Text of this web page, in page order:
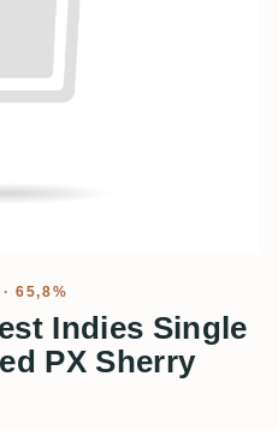
65,8%
Indies Single
PX Sherry